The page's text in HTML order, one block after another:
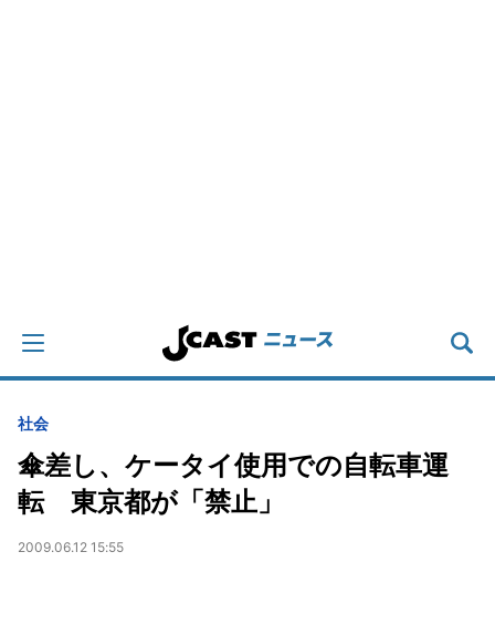
社会
傘差し、ケータイ使用での自転車運
転 東京都が「禁止」
2009.06.12 15:55